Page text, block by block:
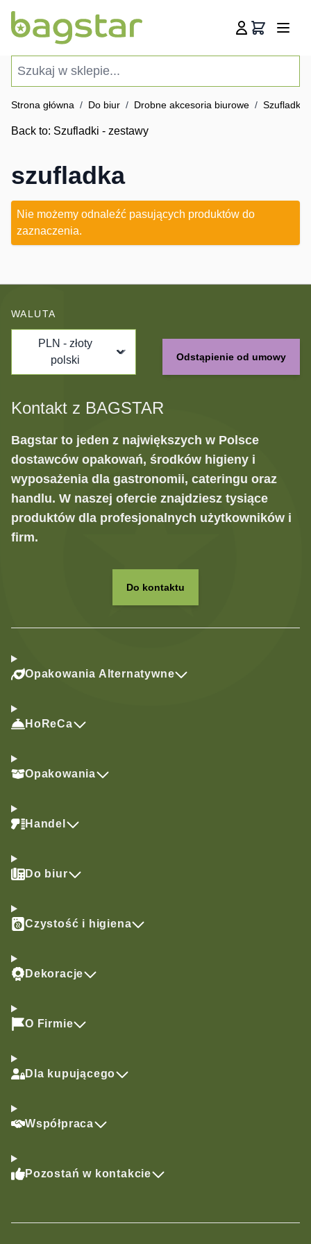
Koszyk
Strona główna / Do biur / Drobne akcesoria biurowe / Szufladki
Back to: Szufladki - zestawy
szufladka
Nie możemy odnaleźć pasujących produktów do
zaznaczenia.
WALUTA
PLN - złoty
polski
Odstąpienie od umowy
Kontakt z BAGSTAR
Bagstar to jeden z największych w Polsce
dostawców opakowań, środków higieny i
wyposażenia dla gastronomii, cateringu oraz
handlu. W naszej ofercie znajdziesz tysiące
produktów dla profesjonalnych użytkowników i
firm.
Do kontaktu
Opakowania Alternatywne
HoReCa
Opakowania
Handel
Do biur
Czystość i higiena
Dekoracje
O Firmie
Dla kupującego
Współpraca
Pozostań w kontakcie